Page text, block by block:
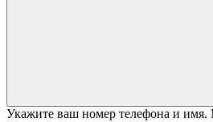
Укажите ваш номер телефона и